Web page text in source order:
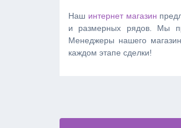
Наш интернет магазин
и размерных рядов. Мы
Менеджеры нашего
каждом этапе сделки!